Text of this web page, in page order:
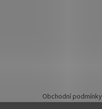
Obchodní podmínky